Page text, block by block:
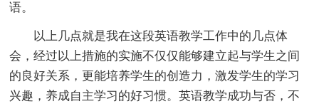
语。
以上几点就是我在这段英语教学工作中的几点体
会，经过以上措施的实施不仅仅能够建立起与学生之间
的良好关系，更能培养学生的创造力，激发学生的学习
兴趣，养成自主学习的好习惯。英语教学成功与否，不